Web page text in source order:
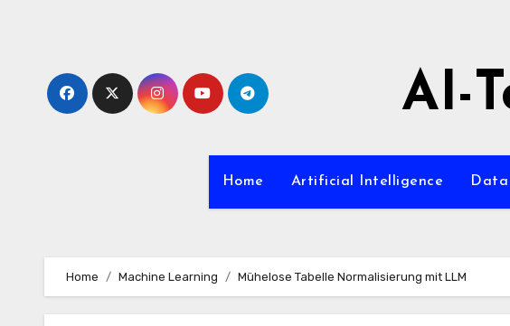
AI-
Home Artificial Intelligence
Home Machine Learning Mühelose Tabelle Normalisierung mit LLM